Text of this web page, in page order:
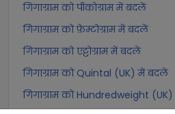
गिगाग्राम को पीकोग्राम में बदलें
गिगाग्राम को फ़ेम्टोग्राम में बदलें
गिगाग्राम को एट्टोग्राम में बदलें
गिगाग्राम को Quintal (UK) में बदलें
गिगाग्राम को Hundredweight